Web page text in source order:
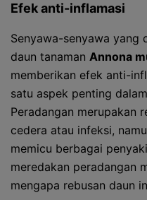
Efek anti-inflamasi
Senyawa-senyawa yang
daun tanaman Annona
memberikan efek anti-
satu aspek penting
Peradangan merupakan
cedera atau infeksi,
memicu berbagai
meredakan peradangan
mengapa rebusan daun